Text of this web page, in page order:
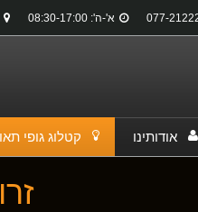
א'-ה': 08:30-17:00
אודותינו קטלוג גופי